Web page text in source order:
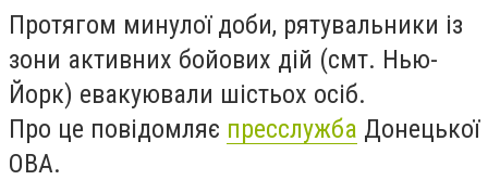
Протягом минулої доби, рятувальники із
зони активних бойових дій (смт. Нью-
Йорк) евакуювали шістьох осіб.
Про це повідомляє пресслужба Донецької
ОВА.